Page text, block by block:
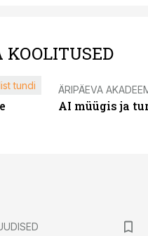
tundi ÄRIPÄEVA
AI müügis ja